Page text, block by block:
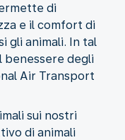
di
e il comfort di
gli animali. In tal
benessere degli
Air Transport
sui nostri
di animali